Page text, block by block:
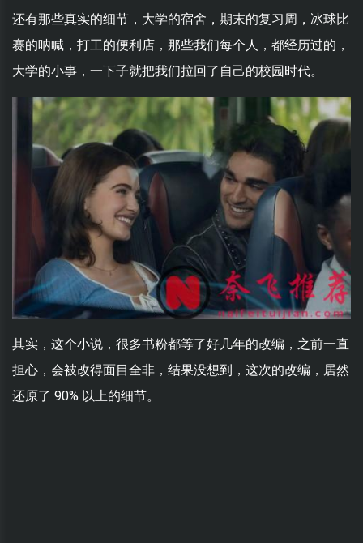
还有那些真实的细节，大学的宿舍，期末的复习周，冰球比
赛的呐喊，打工的便利店，那些我们每个人，都经历过的，
大学的小事，一下子就把我们拉回了自己的校园时代。
其实，这个小说，很多书粉都等了好几年的改编，之前一直
担心，会被改得面目全非，结果没想到，这次的改编，居然
还原了 90% 以上的细节。